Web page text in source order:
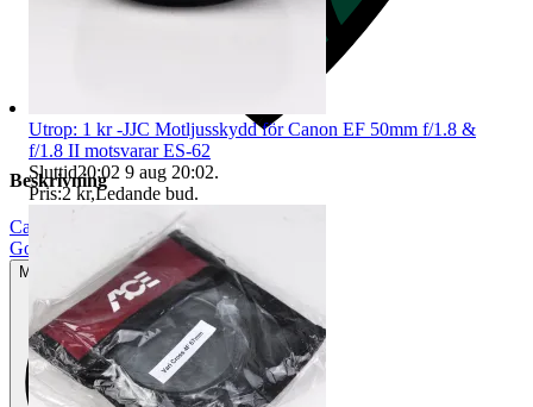
Beskrivning
Canon
Gott använt skick
Mindre tecken på användning
Utrop: 1 kr -JJC Motljusskydd för Canon EF 50mm f/1.8 &
f/1.8 II motsvarar ES-62
Sluttid20:02 9 aug 20:02.
Pris:2 kr,Ledande bud.